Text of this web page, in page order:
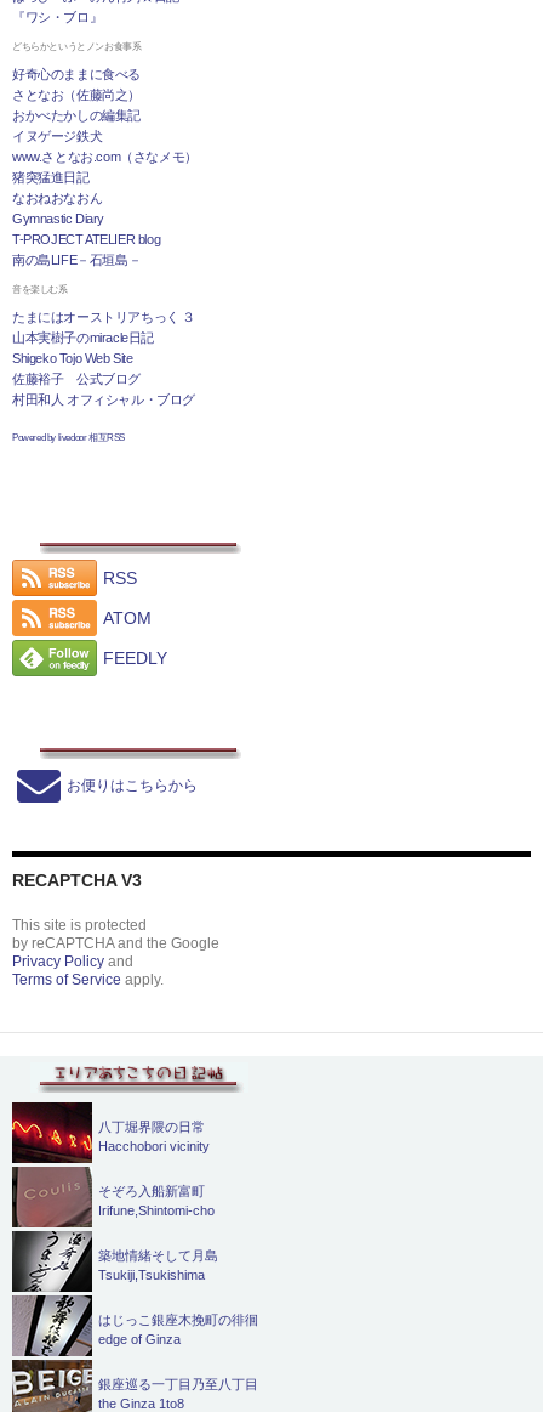
『ワシ・ブロ』
どちらかというとノンお食事系
好奇心のままに食べる
さとなお（佐藤尚之）
おかべたかしの編集記
イヌゲージ鉄犬
www.さとなお.com（さなメモ）
猪突猛進日記
なおねおなおん
Gymnastic Diary
T-PROJECT ATELIER blog
南の島LIFE－石垣島－
音を楽しむ系
たまにはオーストリアちっく ３
山本実樹子のmiracle日記
Shigeko Tojo Web Site
佐藤裕子 公式ブログ
村田和人 オフィシャル・ブログ
Powered by livedoor 相互RSS
RSS
ATOM
FEEDLY
お便りはこちらから
RECAPTCHA V3
This site is protected
by reCAPTCHA and the Google
Privacy Policy and
Terms of Service apply.
八丁堀界隈の日常
Hacchobori vicinity
そぞろ入船新富町
Irifune,Shintomi-cho
築地情緒そして月島
Tsukiji,Tsukishima
はじっこ銀座木挽町の徘徊
edge of Ginza
銀座巡る一丁目乃至八丁目
the Ginza 1to8